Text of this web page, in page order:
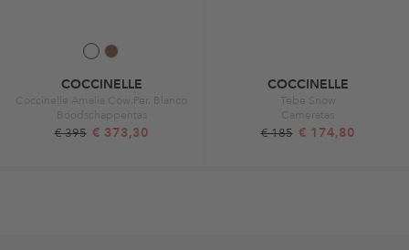
COCCINELLE
Coccinelle Amalia Cow.Per. Blanco
Boodschappentas
€ 395 € 373,30
COCCINELLE
Tebe Snow
Cameratas
€ 185 € 174,80